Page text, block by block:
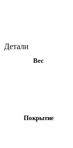
Детали
Вес
Покрытие